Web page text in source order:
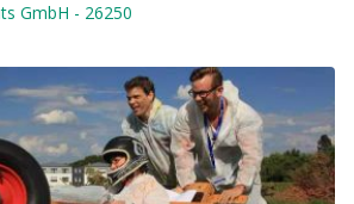
GmbH - 26250